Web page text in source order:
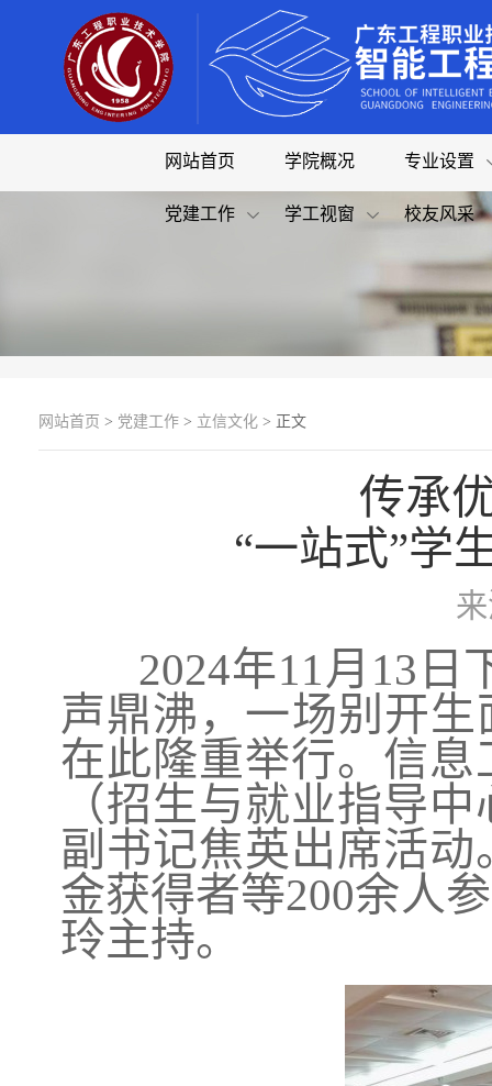
网站首页 学院概况 专业设置
党建工作 学工视窗 校友风采
网站首页 > 党建工作 > 立信文化 > 正文
传承
“一站式”学
2024年11月13日
声鼎沸，一场别开
在此隆重举行。信
（招生与就业指导
副书记焦英出席活
金获得者等200余人
玲主持。